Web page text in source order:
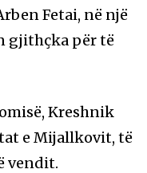
Fetai, në një
gjithçka për të
Kreshnik
e Mijallkovit, të
vendit.